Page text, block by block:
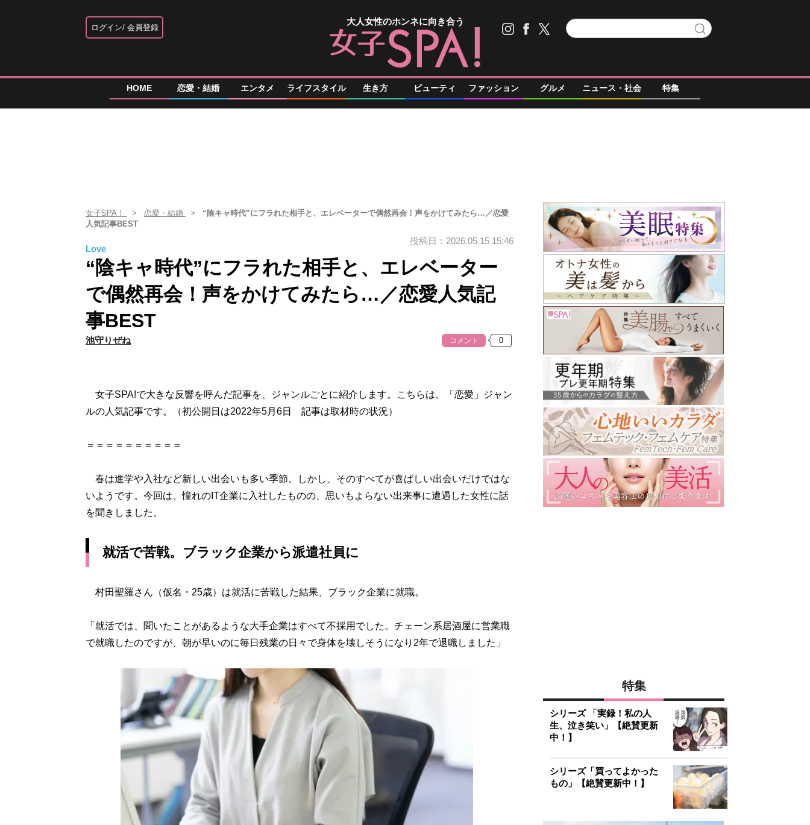
ログイン 会員登録
大人女性のホンネに向き合う
HOME 恋愛・結婚 エンタメ ライフスタイル 生き方 ビューティ ファッション グルメ ニュース・社会 特集
女子SPA！ 恋愛・結婚
“陰キャ時代”にフラれた相手と、エレベーターで偶然再会！声をかけてみたら…／恋愛
人気記事BEST
Love
投稿日：2026.05.15 15:46
“陰キャ時代”にフラれた相手と、エレベーター
で偶然再会！声をかけてみたら…／恋愛人気記
事BEST
池守りぜね コメント
女子SPA!で大きな反響を呼んだ記事を、ジャンルごとに紹介します。こちらは、「恋愛」ジャン
ルの人気記事です。（初公開日は2022年5月6日 記事は取材時の状況）
＝＝＝＝＝＝＝＝＝＝
春は進学や入社など新しい出会いも多い季節。しかし、そのすべてが喜ばしい出会いだけではな
いようです。今回は、憧れのIT企業に入社したものの、思いもよらない出来事に遭遇した女性に話
を聞きしました。
就活で苦戦。ブラック企業から派遣社員に
村田聖羅さん（仮名・25歳）は就活に苦戦した結果、ブラック企業に就職。
「就活では、聞いたことがあるような大手企業はすべて不採用でした。チェーン系居酒屋に営業職
で就職したのですが、朝が早いのに毎日残業の日々で身体を壊しそうになり2年で退職しました」
特集
シリーズ 「実録！私の人
生、泣き笑い」【絶賛更新
中！】
シリーズ「買ってよかった
もの」【絶賛更新中！】